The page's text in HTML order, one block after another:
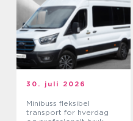
30. juli 2026
Minibuss fleksibel
transport for hverdag